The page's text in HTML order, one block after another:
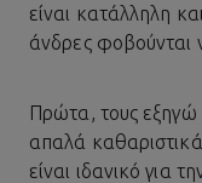
είναι κατάλληλη
άνδρες φοβούνται
Πρώτα, τους εξηγώ
απαλά
είναι ιδανικό για